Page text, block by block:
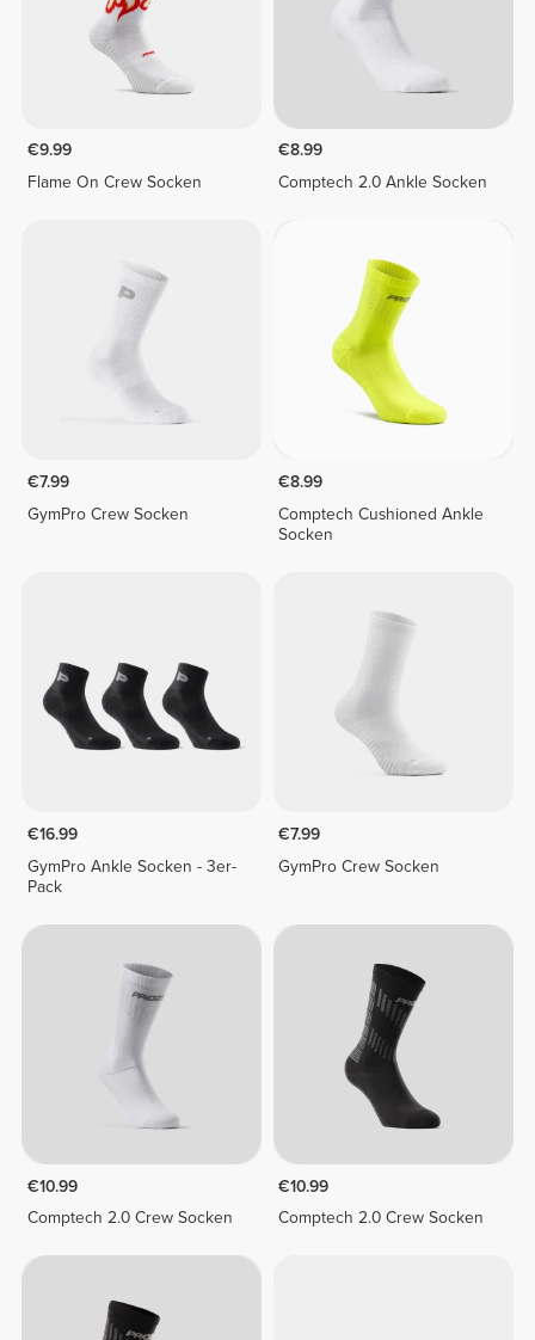
€9.99
Flame On Crew Socken
€8.99
Comptech 2.0 Ankle Socken
€7.99
GymPro Crew Socken
€8.99
Comptech Cushioned Ankle
Socken
€16.99
GymPro Ankle Socken - 3er-
Pack
€7.99
GymPro Crew Socken
€10.99
Comptech 2.0 Crew Socken
€10.99
Comptech 2.0 Crew Socken